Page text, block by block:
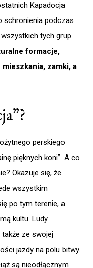
Kapadocja
schronienia podczas
tych grup
formacje,
zamki, a
perskiego
pięknych koni”. A co
Okazuje się, że
wszystkim
po tym terenie, a
kultu. Ludy
także ze swojej
jazdy na polu bitwy.
są nieodłącznym